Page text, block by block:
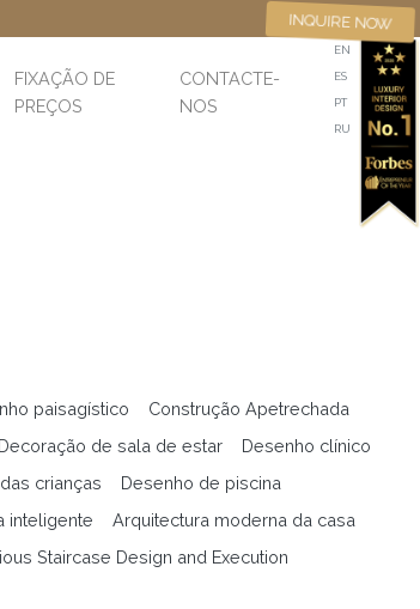
FIXAÇÃO DE
PREÇOS
CONTACTE-
NOS
EN
ES
PT
RU
INQUIRE NOW
paisagístico
Construção Apetrechada
Decoração de sala de estar
Desenho clínico
crianças
Desenho de piscina
inteligente
Arquitectura moderna da casa
Staircase Design and Execution